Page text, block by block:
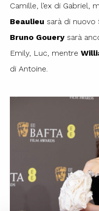
Camille, l’ex di Gabriel,
Beaulieu sarà di nuovo
Bruno Gouery sarà
Emily, Luc, mentre
di Antoine.